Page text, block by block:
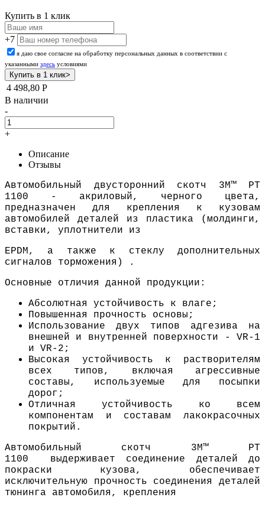
Купить в 1 клик
+7
я даю свое согласие на обработку персональных данных в соответствии с
указанными здесь условиями
4 498,80 Р
В наличии
-
+
Описание
Отзывы
Автомобильный двусторонний скотч 3M™ PT
1100 - акриловый, черного цвета,
предназначен для крепления к кузовам
автомобилей деталей из пластика (молдинги,
вставки, уплотнители из
ЕPDM, а также к стеклу дополнительных
сигналов торможения) .
Основные отличия данной продукции:
Абсолютная устойчивость к влаге;
Повышенная прочность основы;
Использование двух типов адгезива на
внешней и внутренней поверхности - VR-1
и VR-2;
Высокая устойчивость к растворителям
всех типов, включая агрессивные
составы, используемые для посыпки
дорог;
Отличная устойчивость ко всем
компонентам и составам лакокрасочных
покрытий.
Автомобильный скотч 3M™ PT
1100 выдерживает соединение деталей до
покраски кузова, обеспечивает
исключительную прочность соединения деталей
тюнинга автомобиля, крепления